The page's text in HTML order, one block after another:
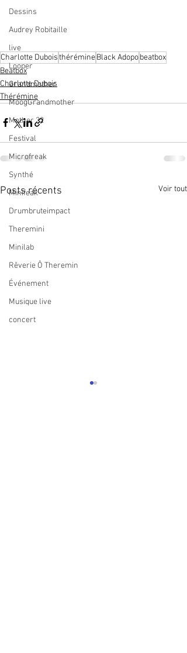
Dessins
Audrey Robitaille
live
Looper
Grandmother
MoogGrandmother
Mother 32
Festival
Microfreak
Synthé
Minifeak
Drumbruteimpact
Theremini
Minilab
Rêverie Ô Theremin
Événement
Musique live
concert
Charlotte DuboisthérémineBlack Adopobeatbox
Beatbox
Charlotte Dubois
Thérémine
Posts récents Voir tout